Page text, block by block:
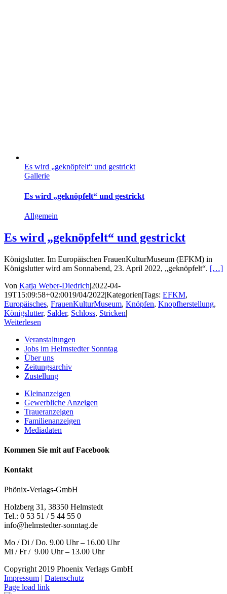
Es wird „geknöpfelt“ und gestrickt
Gallerie
Es wird „geknöpfelt“ und gestrickt
Allgemein
Es wird „geknöpfelt“ und gestrickt
Königslutter. Im Europäischen FrauenKulturMuseum (EFKM) in
Königslutter wird am Sonnabend, 23. April 2022, „geknöpfelt“. […]
Von Katja Weber-Diedrich|2022-04-
19T15:09:58+02:0019/04/2022|Kategorien|Tags: EFKM,
Europäisches, FrauenKulturMuseum, Knöpfen, Knopfherstellung,
Königslutter, Salder, Schloss, Stricken|
Weiterlesen
Veranstaltungen
Jobs im Helmstedter Sonntag
Über uns
Zeitungsarchiv
Zustellung
Kleinanzeigen
Gewerbliche Anzeigen
Traueranzeigen
Familienanzeigen
Mediadaten
Kommen Sie mit auf Facebook
Kontakt
Phönix-Verlags-GmbH
Holzberg 31, 38350 Helmstedt
Tel.: 0 53 51 / 5 44 55 0
info@helmstedter-sonntag.de
Mo / Di / Do. 9.00 Uhr – 16.00 Uhr
Mi / Fr / 9.00 Uhr – 13.00 Uhr
Copyright 2019 Phoenix Verlags GmbH
Impressum
Datenschutz
Page load link